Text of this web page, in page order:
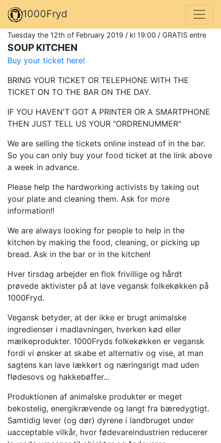
1000Fryd
Tuesday the 12th of February 2019 / kl 19:00 / GRATIS entre
SOUP KITCHEN
Buy your ticket here!
BRING YOUR TICKET OR TELEPHONE WITH THE
TICKET ON TO THE BAR ON THE DAY.
IF YOU HAVEN'T GOT A PRINTER OR A SMARTPHONE
THEN JUST TELL US YOUR "ORDRENUMMER"
We are selling the tickets online instead of in the bar.
So you can only buy your food ticket at the link above
a week in advance.
Please help the hardworking activists by taking out
your plate and cleaning them. Ask for more
information!!
We are always looking for people to help in the
kitchen by making the food, cleaning, or picking up
bread. Ask in the bar or in the kitchen!
Hver tirsdag arbejder en flok frivillige og hårdt
prøvede aktivister på at lave vegansk folkekøkken på
1000Fryd.
Vegansk betyder, at der ikke er brugt animalske
ingredienser i madlavningen, hverken kød eller
mælkeprodukter. 1000Fryds folkekøkken er vegansk
fordi vi ønsker at skabe et alternativ og vise, at man
sagtens kan lave lækkert og næringsrigt mad uden
flødesovs og hakkebøffer...
Produktionen af animalske produkter er meget
bekostelig, energikrævende og langt fra bæredygtigt.
Samtidig lever (og dør) dyrene i landbruget under
uacceptable vilkår, hvor fødevareindustrien reducerer